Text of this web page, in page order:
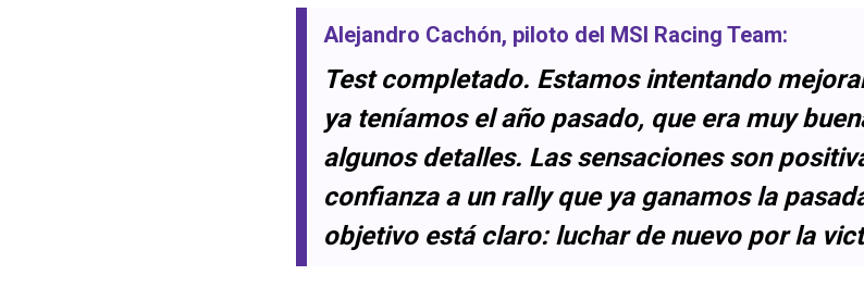
Alejandro Cachón, piloto del MSI Racing Team:
Test completado. Estamos intentando
ya teníamos el año pasado, que era muy
algunos detalles. Las sensaciones son
confianza a un rally que ya ganamos la
objetivo está claro: luchar de nuevo por la